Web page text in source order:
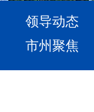
领导动态
市州聚焦